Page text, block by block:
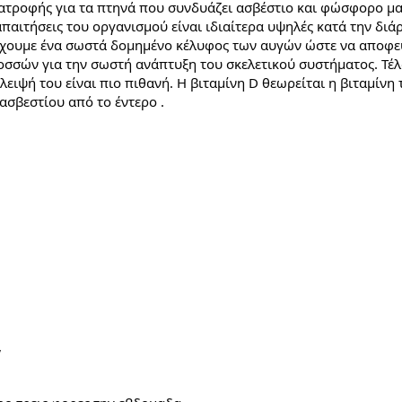
για τα πτηνά που συνδυάζει ασβέστιο και φώσφορο
του οργανισμού είναι ιδιαίτερα υψηλές κατά την
ένα σωστά δομημένο κέλυφος των αυγών ώστε να
για την σωστή ανάπτυξη του σκελετικού συστήματος.
του είναι πιο πιθανή. Η βιταμίνη D θεωρείται η
από το έντερο .